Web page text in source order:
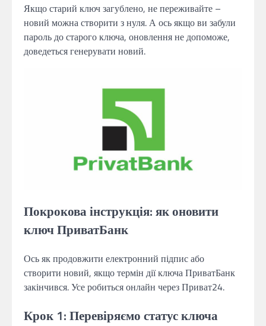
Якщо старий ключ загублено, не переживайте –
новий можна створити з нуля. А ось якщо ви забули
пароль до старого ключа, оновлення не допоможе,
доведеться генерувати новий.
Покрокова інструкція: як оновити
ключ ПриватБанк
Ось як продовжити електронний підпис або
створити новий, якщо термін дії ключа ПриватБанк
закінчився. Усе робиться онлайн через Приват24.
Крок 1: Перевіряємо статус ключа